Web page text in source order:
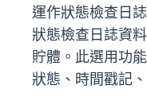
運作狀態檢查日
狀態檢查日誌資
貯體。此選用功
狀態、時間戳記